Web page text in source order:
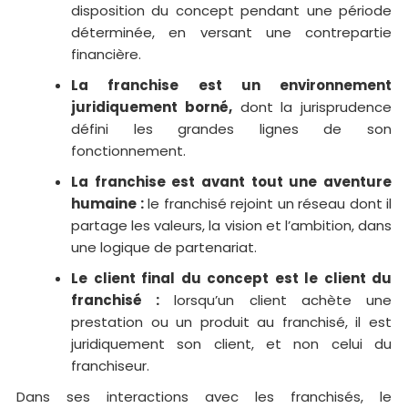
disposition du concept pendant une période
déterminée, en versant une contrepartie
financière.
La franchise est un environnement
juridiquement borné,dont la jurisprudence
défini les grandes lignes de son
fonctionnement.
La franchise est avant tout une aventure
humaine :le franchisé rejoint un réseau dont il
partage les valeurs, la vision et l’ambition, dans
une logique de partenariat.
Le client final du concept est le client du
franchisé : lorsqu’un client achète une
prestation ou un produit au franchisé, il est
juridiquement son client, et non celui du
franchiseur.
Dans ses interactions avec les franchisés, le